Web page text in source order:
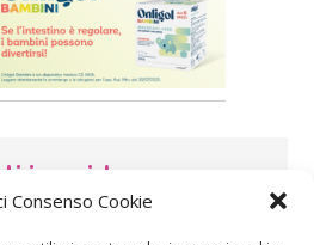
Consenso Cookie
in evidenza